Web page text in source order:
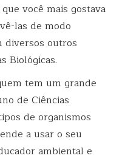
você mais gostava
las de modo
diversos outros
Biológicas.
tem um grande
de Ciências
de organismos
a usar o seu
ambiental e